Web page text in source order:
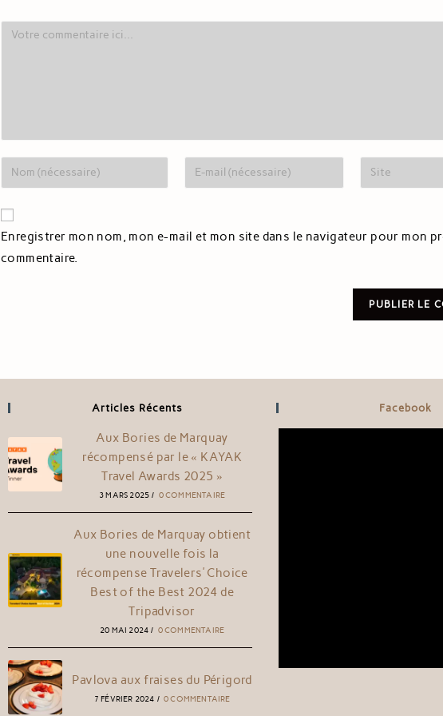
Enregistrer mon nom, mon e-mail et mon site dans le navigateur pour mon
commentaire.
Articles Récents
Aux Bories de Marquay
récompensé par le « KAYAK
Travel Awards 2025 »
3 MARS 2025 / 0 COMMENTAIRE
Aux Bories de Marquay obtient
une nouvelle fois la
récompense Travelers’ Choice
Best of the Best 2024 de
Tripadvisor
20 MAI 2024 / 0 COMMENTAIRE
Pavlova aux fraises du Périgord
7 FÉVRIER 2024 / 0 COMMENTAIRE
Facebook